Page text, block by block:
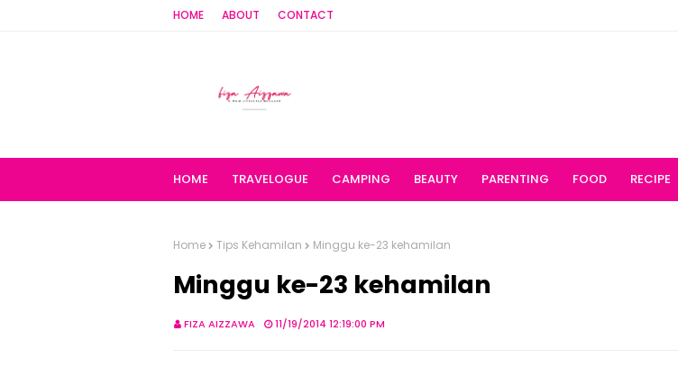
HOME ABOUT CONTACT
HOME TRAVELOGUE CAMPING BEAUTY PARENTING FOOD RECIPE
Home Tips Kehamilan Minggu ke-23 kehamilan
Minggu ke-23 kehamilan
FIZA AIZZAWA 11/19/2014 12:19:00 PM